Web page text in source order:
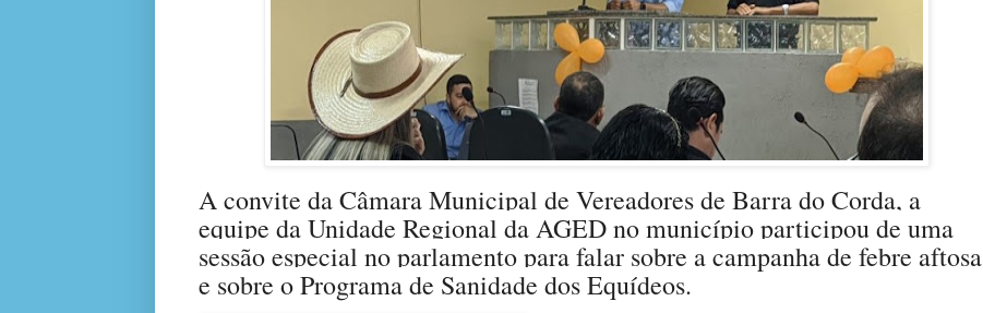
A convite da Câmara Municipal de Vereadores de Barra do Corda, a
equipe da Unidade Regional da AGED no município participou de uma
sessão especial no parlamento para falar sobre a campanha de febre aftosa
e sobre o Programa de Sanidade dos Equídeos.